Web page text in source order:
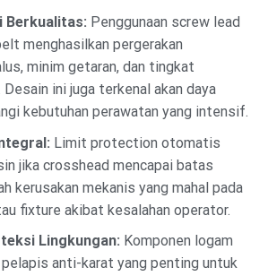
Berkualitas: Penggunaan screw lead
menghasilkan pergerakan
minim getaran, dan tingkat
ini juga terkenal akan daya
kebutuhan perawatan yang intensif.
Limit protection otomatis
jika crosshead mencapai batas
kerusakan mekanis yang mahal pada
fixture akibat kesalahan operator.
Lingkungan: Komponen logam
anti-karat yang penting untuk